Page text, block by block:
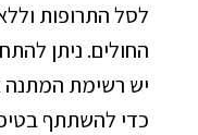
לסל התרופות
יש רשימת המתנה
כדי להשתתף